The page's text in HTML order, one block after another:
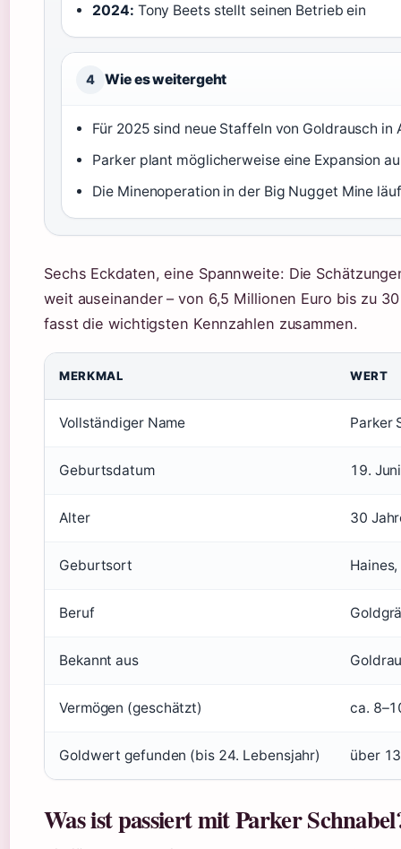
2024: Tony Beets stellt seinen Betrieb ein
4 Wie es weitergeht
Für 2025 sind neue Staffeln von Goldrausch
Parker plant möglicherweise eine Expansion
Die Minenoperation in der Big Nugget Mine
Sechs Eckdaten, eine Spannweite: Die
weit auseinander – von 6,5 Millionen Euro bis zu
fasst die wichtigsten Kennzahlen zusammen.
MERKMAL WERT
Vollständiger Name Parker
Geburtsdatum 19.
Alter 30
Geburtsort
Beruf
Bekannt aus
Vermögen (geschätzt) ca.
Goldwert gefunden (bis 24. Lebensjahr) über
Was ist passiert mit Parker